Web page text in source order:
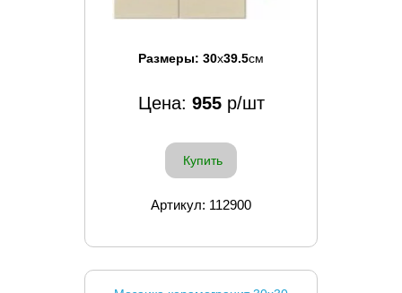
Размеры: 30x39.5см
Цена: 955р/шт
Купить
Артикул: 112900